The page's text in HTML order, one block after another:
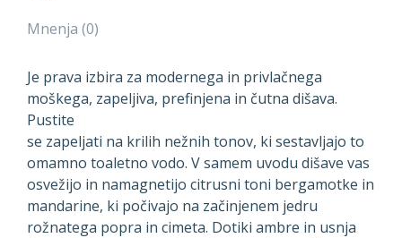
Mnenja (0)
Je prava izbira za modernega in privlačnega
moškega, zapeljiva, prefinjena in čutna dišava.
Pustite
se zapeljati na krilih nežnih tonov, ki sestavljajo to
omamno toaletno vodo. V samem uvodu dišave vas
osvežijo in namagnetijo citrusni toni bergamotke in
mandarine, ki počivajo na začinjenem jedru
rožnatega popra in cimeta. Dotiki ambre in usnja